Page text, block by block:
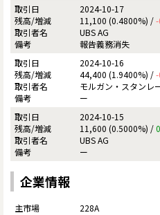
2024-10-17
11,100 (0.4800%) /
UBS AG
報告義務消失
2024-10-16
44,400 (1.9400%) /
モルガン・スタンレ
ー
2024-10-15
11,600 (0.5000%) /
UBS AG
ー
企業情報
228A